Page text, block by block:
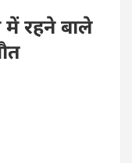
में रहने बाले